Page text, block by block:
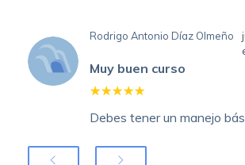
Rodrigo Antonio Díaz Olmeño
Muy buen curso
Debes tener un manejo